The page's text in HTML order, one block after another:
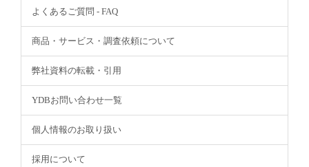
よくあるご質問 - FAQ
商品・サービス・調査依頼について
弊社資料の転載・引用
YDBお問い合わせ一覧
個人情報のお取り扱い
採用について